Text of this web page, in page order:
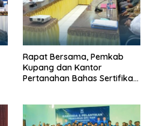
Rapat Bersama, Pemkab
Kupang dan Kantor
Pertanahan Bahas Sertifikasi